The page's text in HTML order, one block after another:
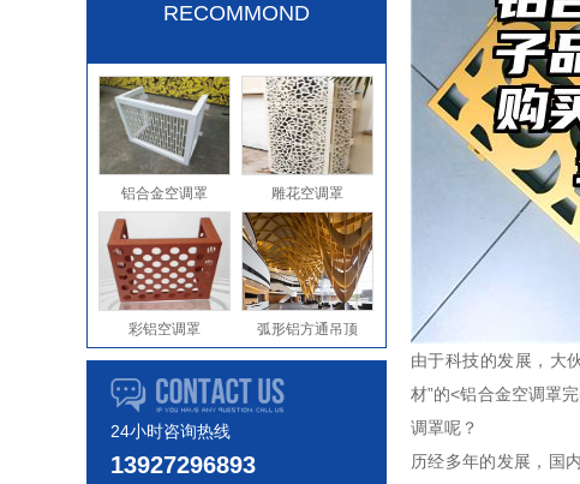
RECOMMOND
铝合金空调罩 雕花空调罩
彩铝空调罩 弧形铝方通吊顶
24小时咨询热线
13927296893
由于科技的发展，大
材”的<铝合金空调罩
调罩呢？
历经多年的发展，国